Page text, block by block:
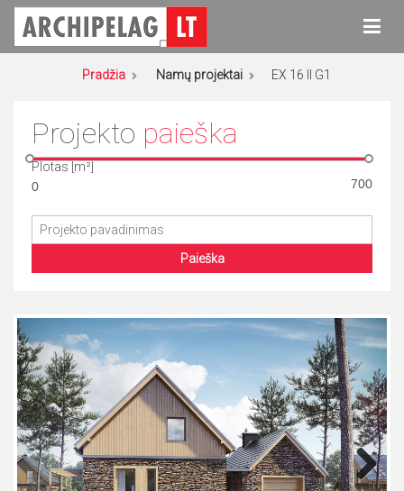
Eiti
turinio
Archipelag
Namų projektai
Pradžia Namų projektai EX 16 II G1
Projekto paieška
Plotas [m²]
Paieška